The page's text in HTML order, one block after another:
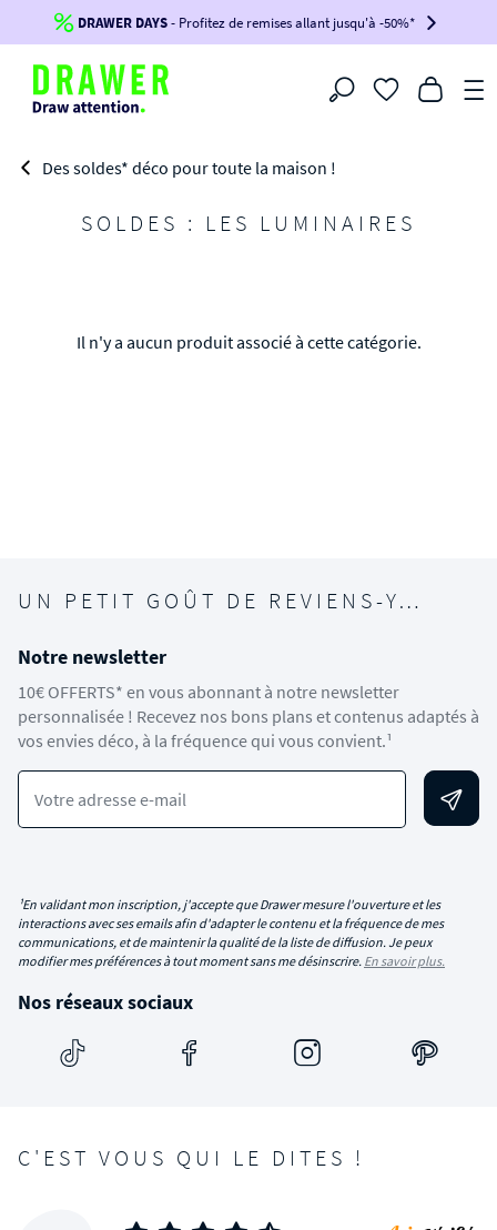
Jusqu'à-100€*sur votre commande !
BIKINI100
-voir conditions en bas de page-
DRAWER DAYS- Profitez de remises allant jusqu'à -50%*
Filtrer
Des soldes* déco pour toute la maison !
SOLDES : LES LUMINAIRES
Il n'y a aucun produit associé à cette catégorie.
UN PETIT GOÛT DE REVIENS-Y…
Notre newsletter
10€ OFFERTS* en vous abonnant à notre newsletter
personnalisée ! Recevez nos bons plans et contenus adaptés à
vos envies déco, à la fréquence qui vous convient.¹
Votre adresse e-mail
¹En validant mon inscription, j'accepte que Drawer mesure l'ouverture et les
interactions avec ses emails afin d'adapter le contenu et la fréquence de mes
communications, et de maintenir la qualité de la liste de diffusion. Je peux
modifier mes préférences à tout moment sans me désinscrire. En savoir plus.
Nos réseaux sociaux
C'EST VOUS QUI LE DITES !